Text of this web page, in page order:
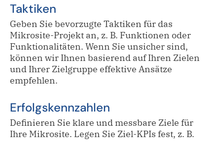
Taktiken
Geben Sie bevorzugte Taktiken für das
Mikrosite-Projekt an, z. B. Funktionen oder
Funktionalitäten. Wenn Sie unsicher sind,
können wir Ihnen basierend auf Ihren Zielen
und Ihrer Zielgruppe effektive Ansätze
empfehlen.
Erfolgskennzahlen
Definieren Sie klare und messbare Ziele für
Ihre Mikrosite. Legen Sie Ziel-KPIs fest, z. B.